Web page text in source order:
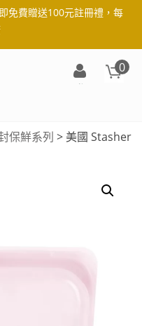
免費贈送100元註冊禮，每
0
冊
保鮮系列 > 美國 Stasher